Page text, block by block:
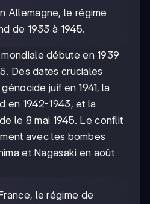
Allemagne, le régime
de 1933 à 1945.
débute en 1939
Des dates cruciales
juif en 1941, la
en 1942-1943, et la
le 8 mai 1945. Le conflit
avec les bombes
et Nagasaki en août
le régime de